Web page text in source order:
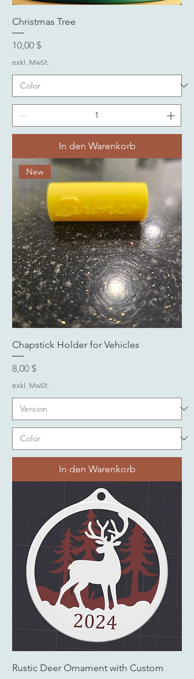
Christmas Tree
Preis
10,00 $
exkl. MwSt.
In den Warenkorb
New
Chapstick Holder for Vehicles
Preis
8,00 $
exkl. MwSt.
In den Warenkorb
Rustic Deer Ornament with Custom